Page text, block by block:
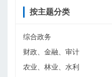
按主题分类
综合政务
财政、金融、审计
农业、林业、水利